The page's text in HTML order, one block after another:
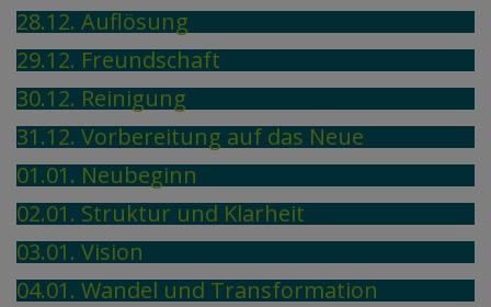
28.12. Auflösung
29.12. Freundschaft
30.12. Reinigung
31.12. Vorbereitung auf das Neue
01.01. Neubeginn
02.01. Struktur und Klarheit
03.01. Vision
04.01. Wandel und Transformation